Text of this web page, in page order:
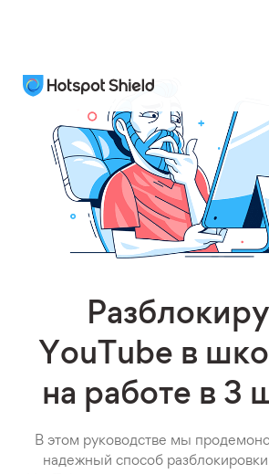
YouTube в
на работе в 3
В этом руководстве мы
надежный способ